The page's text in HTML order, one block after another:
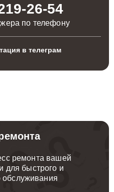
26-54
по телефону
в телеграм
ремонта вашей
для быстрого и
обслуживания